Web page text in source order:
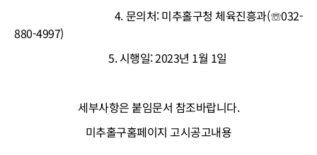
4. 문의처: 미추홀구청 체육진흥과(☏032-
880-4997)
5. 시행일: 2023년 1월 1일
세부사항은 붙임문서 참조바랍니다.
미추홀구홈페이지 고시공고내용